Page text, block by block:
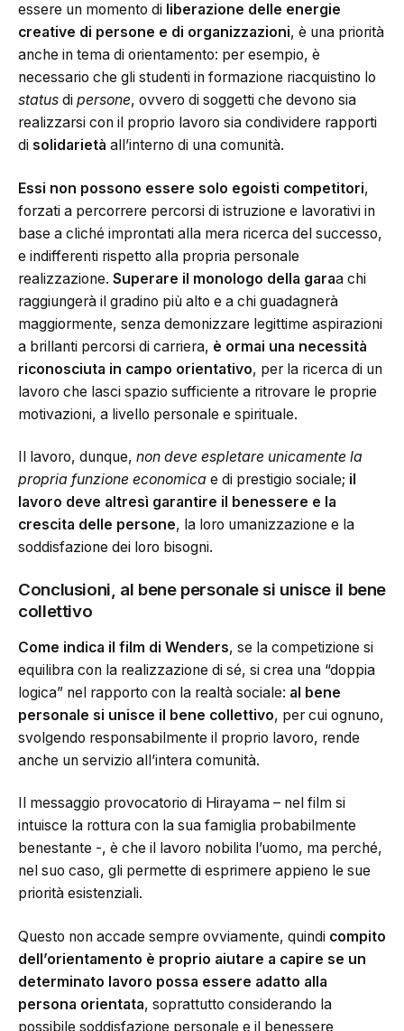
essere un momento di liberazione delle energie
creative di persone e di organizzazioni, è una priorità
anche in tema di orientamento: per esempio, è
necessario che gli studenti in formazione riacquistino lo
status di persone, ovvero di soggetti che devono sia
realizzarsi con il proprio lavoro sia condividere rapporti
di solidarietà all’interno di una comunità.
Essi non possono essere solo egoisti competitori,
forzati a percorrere percorsi di istruzione e lavorativi in
base a cliché improntati alla mera ricerca del successo,
e indifferenti rispetto alla propria personale
realizzazione. Superare il monologo della garaa chi
raggiungerà il gradino più alto e a chi guadagnerà
maggiormente, senza demonizzare legittime aspirazioni
a brillanti percorsi di carriera, è ormai una necessità
riconosciuta in campo orientativo, per la ricerca di un
lavoro che lasci spazio sufficiente a ritrovare le proprie
motivazioni, a livello personale e spirituale.
Il lavoro, dunque, non deve espletare unicamente la
propria funzione economica e di prestigio sociale; il
lavoro deve altresì garantire il benessere e la
crescita delle persone, la loro umanizzazione e la
soddisfazione dei loro bisogni.
Conclusioni, al bene personale si unisce il bene
collettivo
Come indica il film di Wenders, se la competizione si
equilibra con la realizzazione di sé, si crea una “doppia
logica” nel rapporto con la realtà sociale: al bene
personale si unisce il bene collettivo, per cui ognuno,
svolgendo responsabilmente il proprio lavoro, rende
anche un servizio all’intera comunità.
Il messaggio provocatorio di Hirayama – nel film si
intuisce la rottura con la sua famiglia probabilmente
benestante -, è che il lavoro nobilita l’uomo, ma perché,
nel suo caso, gli permette di esprimere appieno le sue
priorità esistenziali.
Questo non accade sempre ovviamente, quindi compito
dell’orientamento è proprio aiutare a capire se un
determinato lavoro possa essere adatto alla
persona orientata, soprattutto considerando la
possibile soddisfazione personale e il benessere